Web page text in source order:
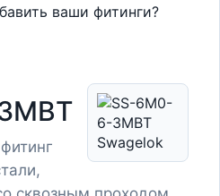
ваши фитинги?